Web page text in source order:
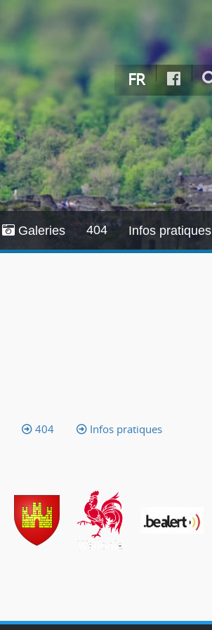
FR
Galeries 404 Infos pratiques
404 Infos pratiques